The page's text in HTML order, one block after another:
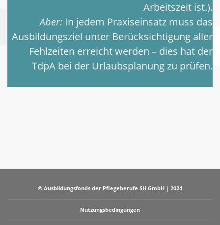
Arbeitszeit ist.).
Aber: In jedem Praxiseinsatz muss das
Ausbildungsziel unter Berücksichtigung aller
Fehlzeiten erreicht werden – dies hat der
TdpA bei der Urlaubsplanung zu prüfen.
© Ausbildungsfonds der Pflegeberufe SH GmbH | 2024
Nutzungsbedingungen